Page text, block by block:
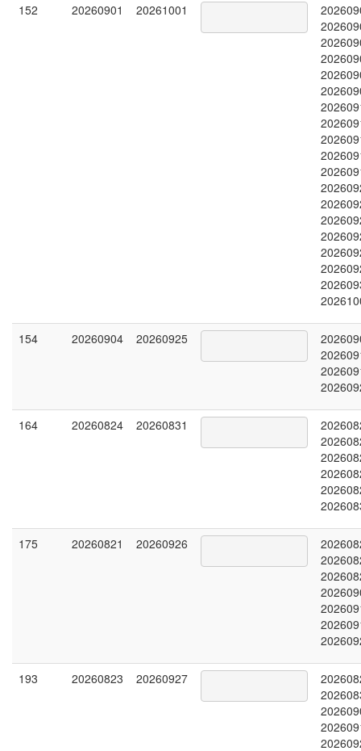
152 20260901 20261001
154 20260904 20260925
164 20260824 20260831
175 20260821 20260926
193 20260823 20260927